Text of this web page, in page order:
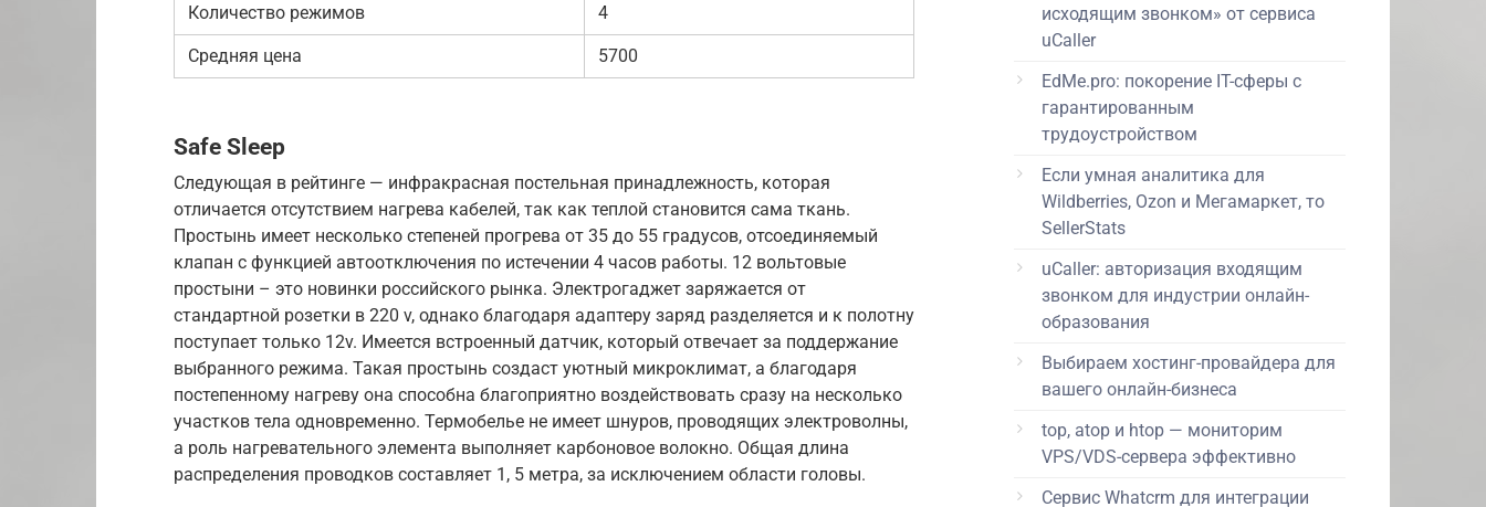
Количество режимов 4
Средняя цена 5700
Safe Sleep
Следующая в рейтинге — инфракрасная постельная принадлежность, которая
отличается отсутствием нагрева кабелей, так как теплой становится сама ткань.
Простынь имеет несколько степеней прогрева от 35 до 55 градусов, отсоединяемый
клапан с функцией автоотключения по истечении 4 часов работы. 12 вольтовые
простыни – это новинки российского рынка. Электрогаджет заряжается от
стандартной розетки в 220 v, однако благодаря адаптеру заряд разделяется и к полотну
поступает только 12v. Имеется встроенный датчик, который отвечает за поддержание
выбранного режима. Такая простынь создаст уютный микроклимат, а благодаря
постепенному нагреву она способна благоприятно воздействовать сразу на несколько
участков тела одновременно. Термобелье не имеет шнуров, проводящих электроволны,
а роль нагревательного элемента выполняет карбоновое волокно. Общая длина
распределения проводков составляет 1, 5 метра, за исключением области головы.
исходящим звонком» от сервиса
uCaller
EdMe.pro: покорение IT-сферы с
гарантированным
трудоустройством
Если умная аналитика для
Wildberries, Ozon и Мегамаркет, то
SellerStats
uCaller: авторизация входящим
звонком для индустрии онлайн-
образования
Выбираем хостинг-провайдера для
вашего онлайн-бизнеса
top, atop и htop — мониторим
VPS/VDS-сервера эффективно
Сервис Whatcrm для интеграции